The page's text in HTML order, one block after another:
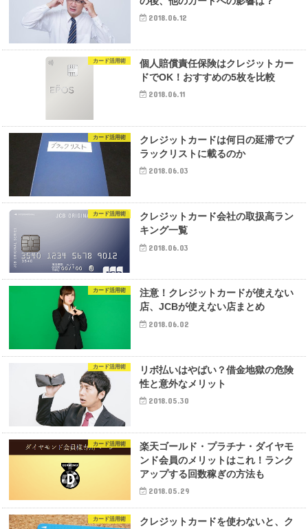
2018.06.12
カード活用術
個人賠償責任保険はクレジットカー
ドでOK！おすすめの5枚を比較
2018.06.11
カード活用術
クレジットカードは何日の延滞でブ
ラックリストに載るのか
2018.06.03
カード活用術
クレジットカード会社の取扱高ラン
キング一覧
2018.06.03
カード活用術
注意！クレジットカードが使えない
店、JCBが使えない店まとめ
2018.06.02
カード活用術
リボ払いはやばい？借金地獄の危険
性と意外なメリット
2018.05.30
カード活用術
楽天ゴールド・プラチナ・ダイヤモ
ンド会員のメリットはこれ！ランク
アップする回数稼ぎの方法も
2018.05.29
カード活用術
クレジットカードを使わないと、ク